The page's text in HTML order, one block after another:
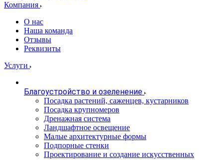
Компания
О нас
Наша команда
Отзывы
Реквизиты
Услуги
Благоустройство и озеленение
Посадка растений, саженцев, кустарников
Посадка крупномеров
Дренажная система
Ландшафтное освещение
Малые архитектурные формы
Подпорные стенки
Проектирование и создание искусственных